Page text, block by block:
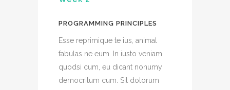
PROGRAMMING PRINCIPLES
Esse reprimique te ius, animal
fabulas ne eum. In iusto veniam
quodsi cum, eu dicant nonumy
democritum cum. Sit dolorum